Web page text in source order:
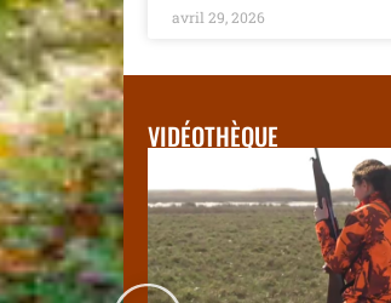
avril 29, 2026
VIDÉOTHÈQUE